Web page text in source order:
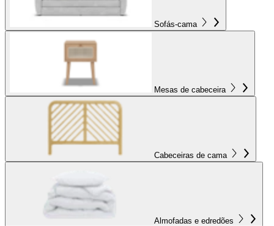
Sofás-cama
Mesas de cabeceira
Cabeceiras de cama
Almofadas e edredões